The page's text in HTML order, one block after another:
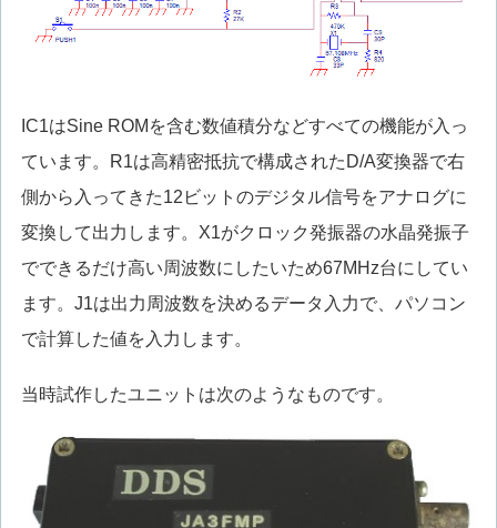
IC1はSine ROMを含む数値積分などすべての機能が入っ
ています。R1は高精密抵抗で構成されたD/A変換器で右
側から入ってきた12ビットのデジタル信号をアナログに
変換して出力します。X1がクロック発振器の水晶発振子
でできるだけ高い周波数にしたいため67MHz台にしてい
ます。J1は出力周波数を決めるデータ入力で、パソコン
で計算した値を入力します。
当時試作したユニットは次のようなものです。